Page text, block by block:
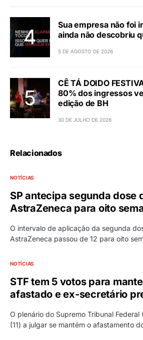
Sua empresa não foi
ainda não descobriu
5 DE AGOSTO DE 2026
CÊ TÁ DOIDO
80% dos ingressos
edição de BH
30 DE JULHO DE 2026
Relacionados
NOTÍCIAS
SP antecipa segunda dose
AstraZeneca para oito
O intervalo de aplicação da segunda
AstraZeneca passou de 12 para oito
NOTÍCIAS
STF tem 5 votos para
afastado e ex-secretário
O plenário do Supremo Tribunal Federal
(11) a julgar se mantém o afastamento